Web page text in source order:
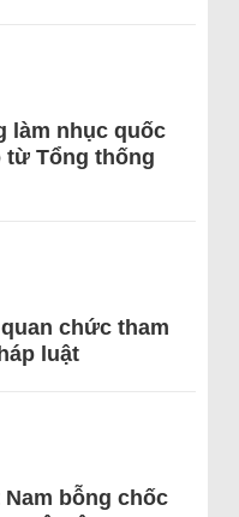
làm nhục quốc
từ Tổng thống
chức tham
luật
bỗng chốc